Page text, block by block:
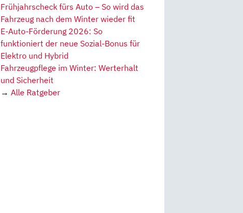
Frühjahrscheck fürs Auto – So wird das
Fahrzeug nach dem Winter wieder fit
E-Auto-Förderung 2026: So
funktioniert der neue Sozial-Bonus für
Elektro und Hybrid
Fahrzeugpflege im Winter: Werterhalt
und Sicherheit
→ Alle Ratgeber